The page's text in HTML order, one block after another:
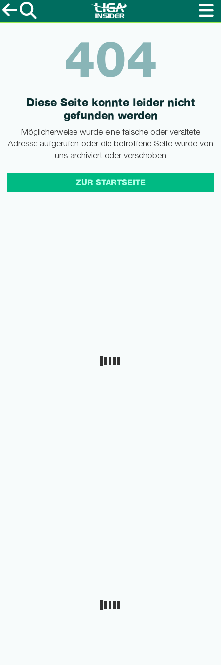
404
Diese Seite konnte leider nicht
gefunden werden
Möglicherweise wurde eine falsche oder veraltete
Adresse aufgerufen oder die betroffene Seite wurde von
uns archiviert oder verschoben
ZUR STARTSEITE